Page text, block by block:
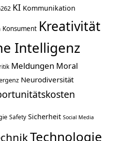
KI Kommunikation
Konsument Kreativität
Intelligenz
Meldungen Moral
Neurodiversität
Safety Sicherheit Social Media
Technologie